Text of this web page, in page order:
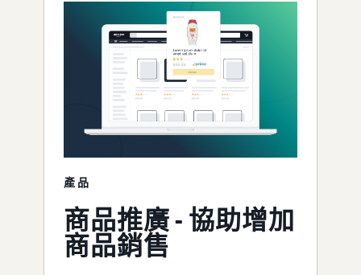
產品
商品推廣 - 協助增加
商品銷售